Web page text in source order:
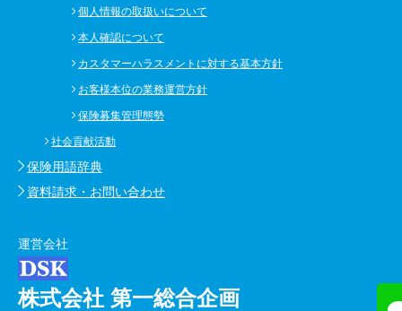
個人情報の取扱いについて
本人確認について
カスタマーハラスメントに対する基本方針
お客様本位の業務運営方針
保険募集管理態勢
社会貢献活動
保険用語辞典
資料請求・お問い合わせ
運営会社
株式会社 第一総合企画